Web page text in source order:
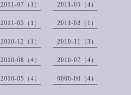
2011-07（1） 2011-05（4）
2011-03（1） 2011-02（1）
2010-12（1） 2010-11（3）
2010-08（4） 2010-07（4）
2010-05（4） 0000-00（4）